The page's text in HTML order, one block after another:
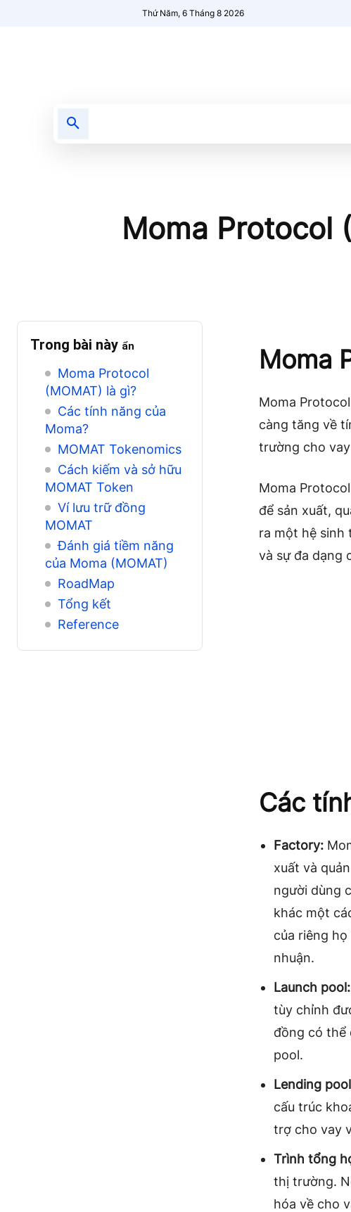
Thứ Năm, 6 Tháng 8 2026
Moma Protocol
Trong bài này ẩn
Moma Protocol
(MOMAT) là gì?
Các tính năng của
Moma?
MOMAT Tokenomics
Cách kiếm và sở hữu
MOMAT Token
Ví lưu trữ đồng
MOMAT
Đánh giá tiềm năng
của Moma (MOMAT)
RoadMap
Tổng kết
Reference
Moma
Moma
càng tăng về
trường cho vay
Moma
để sản xuất,
ra một hệ sinh
và sự đa dạng
Các
Factory:
xuất và
người dùng
khác một
của riêng
nhuận.
Launch pool:
tùy chỉnh
đồng có thể
pool.
Lending
cấu trúc
trợ cho vay
Trình tổng
thị trường.
hóa về cho